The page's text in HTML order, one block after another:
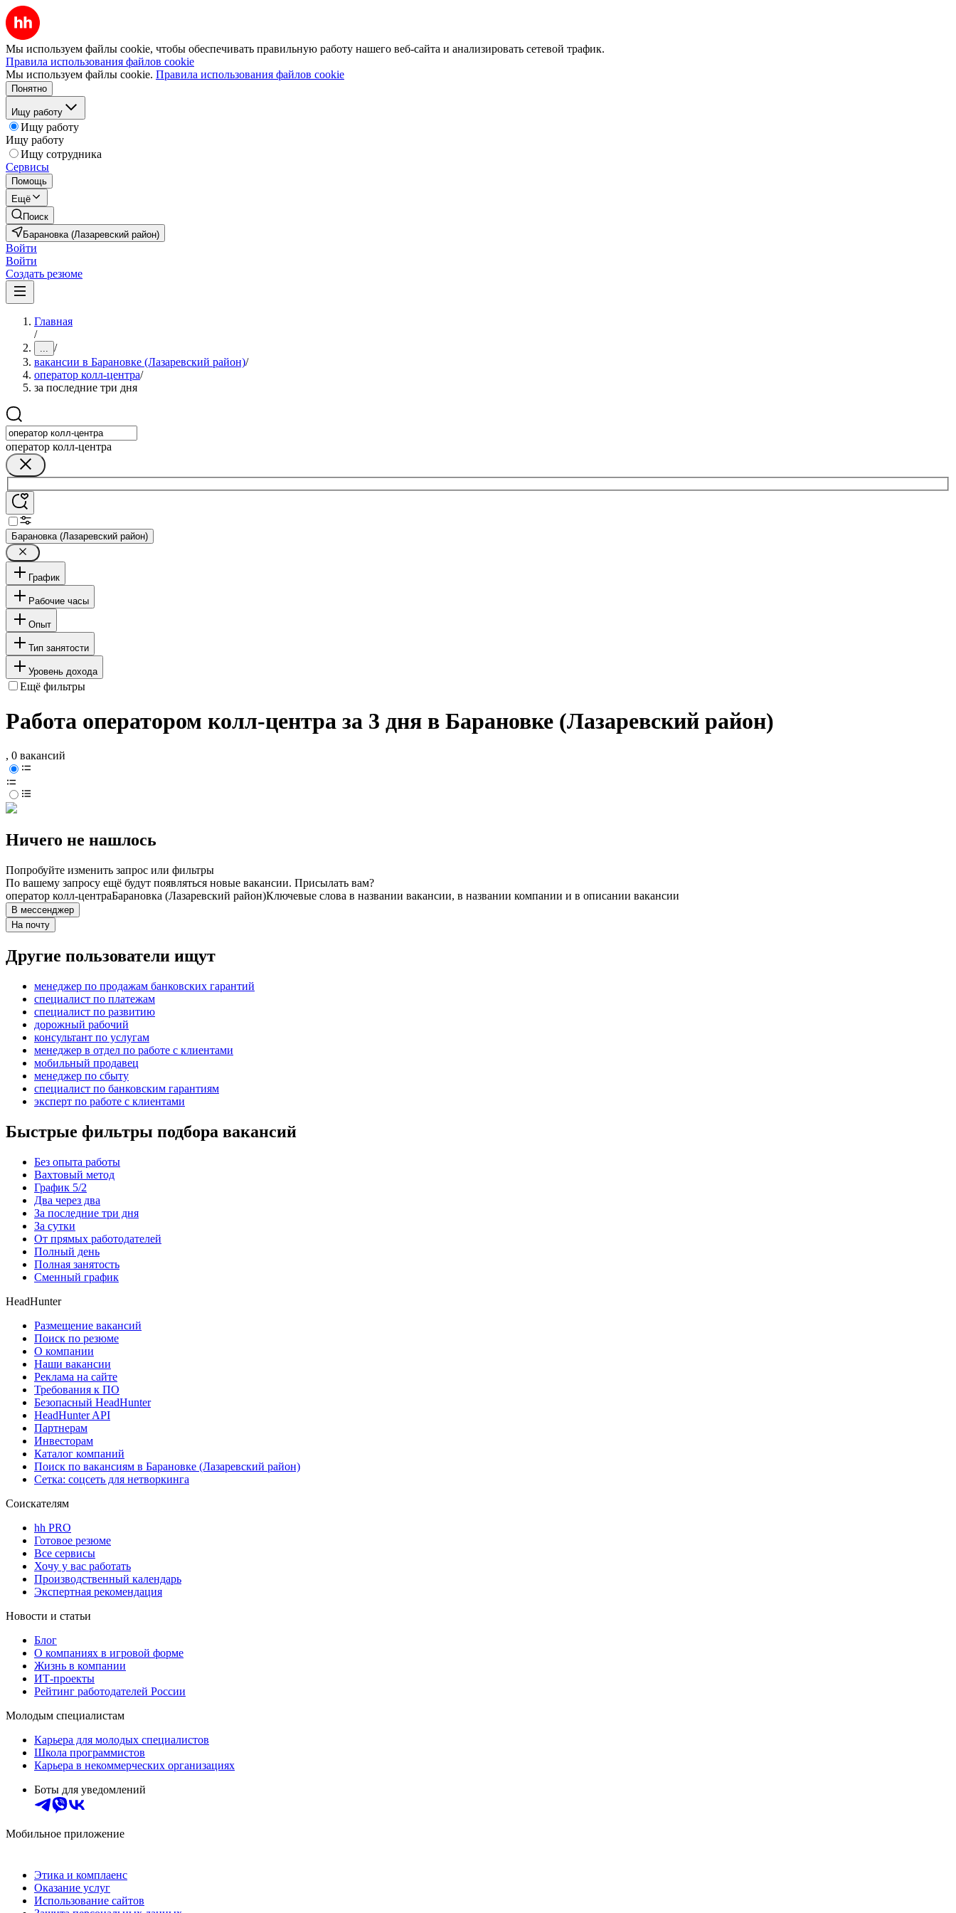
Мы используем файлы cookie, чтобы обеспечивать правильную работу нашего веб-сайта и анализировать сетевой трафик.
Правила использования файлов cookie
Мы используем файлы cookie. Правила использования файлов cookie
Понятно
Ищу работу
Ищу работу
Ищу работу
Ищу сотрудника
Сервисы
Помощь
Ещё
Поиск
Барановка (Лазаревский район)
Войти
Войти
Создать резюме
Главная
/
... /
вакансии в Барановке (Лазаревский район)/
оператор колл-центра/
за последние три дня
оператор колл-центра
Барановка (Лазаревский район)
График
Рабочие часы
Опыт
Тип занятости
Уровень дохода
Ещё фильтры
Работа оператором колл-центра за 3 дня в Барановке (Лазаревский район)
, 0 вакансий
Ничего не нашлось
Попробуйте изменить запрос или фильтры
По вашему запросу ещё будут появляться новые вакансии. Присылать вам?
оператор колл-центраБарановка (Лазаревский район)Ключевые слова в названии вакансии, в названии компании и в описании вакансии
В мессенджер
На почту
Другие пользователи ищут
менеджер по продажам банковских гарантий
специалист по платежам
специалист по развитию
дорожный рабочий
консультант по услугам
менеджер в отдел по работе с клиентами
мобильный продавец
менеджер по сбыту
специалист по банковским гарантиям
эксперт по работе с клиентами
Быстрые фильтры подбора вакансий
Без опыта работы
Вахтовый метод
График 5/2
Два через два
За последние три дня
За сутки
От прямых работодателей
Полный день
Полная занятость
Сменный график
HeadHunter
Размещение вакансий
Поиск по резюме
О компании
Наши вакансии
Реклама на сайте
Требования к ПО
Безопасный HeadHunter
HeadHunter API
Партнерам
Инвесторам
Каталог компаний
Поиск по вакансиям в Барановке (Лазаревский район)
Сетка: соцсеть для нетворкинга
Соискателям
hh PRO
Готовое резюме
Все сервисы
Хочу у вас работать
Производственный календарь
Экспертная рекомендация
Новости и статьи
Блог
О компаниях в игровой форме
Жизнь в компании
ИТ-проекты
Рейтинг работодателей России
Молодым специалистам
Карьера для молодых специалистов
Школа программистов
Карьера в некоммерческих организациях
Боты для уведомлений
Мобильное приложение
Этика и комплаенс
Оказание услуг
Использование сайтов